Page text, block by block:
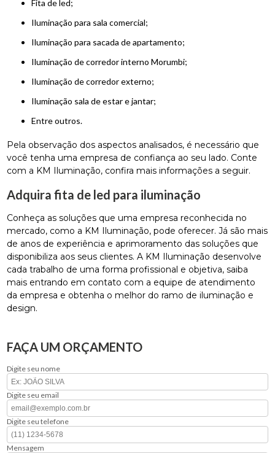
fita de led;
iluminação para sala comercial;
iluminação para sacada de apartamento;
iluminação de corredor interno Morumbi;
iluminação de corredor externo;
iluminação sala de estar e jantar;
entre outros.
Pela observação dos aspectos analisados, é necessário que
você tenha uma empresa de confiança ao seu lado. Conte
com a KM Iluminação, confira mais informações a seguir.
Adquira fita de led para iluminação
Conheça as soluções que uma empresa reconhecida no
mercado, como a KM Iluminação, pode oferecer. Já são mais
de anos de experiência e aprimoramento das soluções que
disponibiliza aos seus clientes. A KM Iluminação desenvolve
cada trabalho de uma forma profissional e objetiva, saiba
mais entrando em contato com a equipe de atendimento
da empresa e obtenha o melhor do ramo de iluminação e
design.
FAÇA UM ORÇAMENTO
Digite seu nome
Digite seu email
Digite seu telefone
Mensagem